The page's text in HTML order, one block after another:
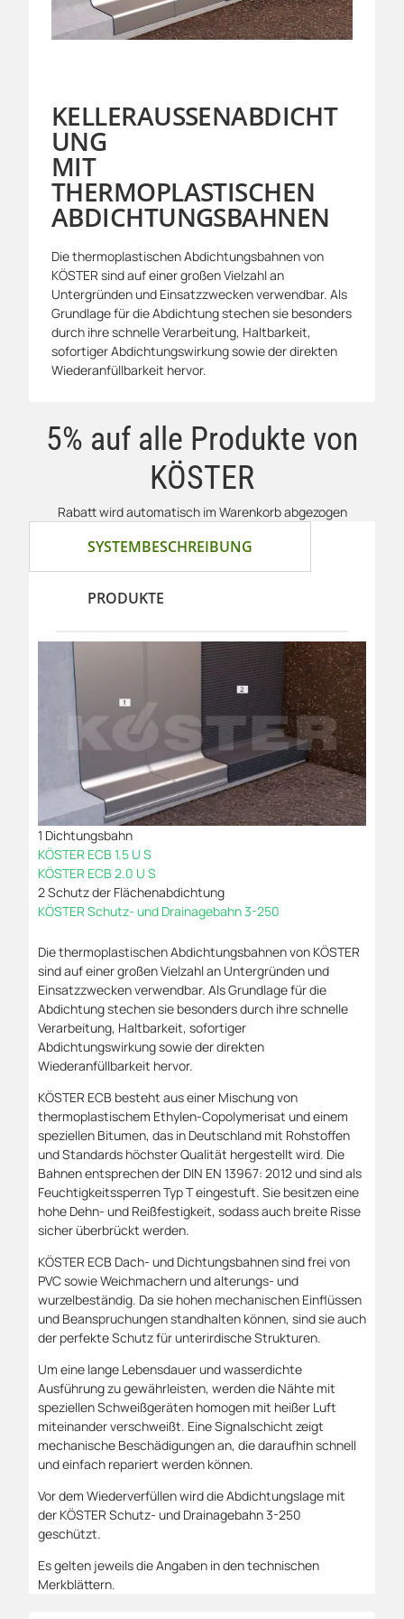
KELLERAUSSENABDICHTU
NG
MIT
THERMOPLASTISCHEN
ABDICHTUNGSBAHNEN
Die thermoplastischen Abdichtungsbahnen von
KÖSTER sind auf einer großen Vielzahl an
Untergründen und Einsatzzwecken verwendbar. Als
Grundlage für die Abdichtung stechen sie besonders
durch ihre schnelle Verarbeitung, Haltbarkeit,
sofortiger Abdichtungswirkung sowie der direkten
Wiederanfüllbarkeit hervor.
5% auf alle Produkte von
KÖSTER
Rabatt wird automatisch im Warenkorb abgezogen
SYSTEMBESCHREIBUNG
PRODUKTE
1 Dichtungsbahn
KÖSTER ECB 1.5 U S
KÖSTER ECB 2.0 U S
2 Schutz der Flächenabdichtung
KÖSTER Schutz- und Drainagebahn 3-250
Die thermoplastischen Abdichtungsbahnen von KÖSTER
sind auf einer großen Vielzahl an Untergründen und
Einsatzzwecken verwendbar. Als Grundlage für die
Abdichtung stechen sie besonders durch ihre schnelle
Verarbeitung, Haltbarkeit, sofortiger
Abdichtungswirkung sowie der direkten
Wiederanfüllbarkeit hervor.
KÖSTER ECB besteht aus einer Mischung von
thermoplastischem Ethylen-Copolymerisat und einem
speziellen Bitumen, das in Deutschland mit Rohstoffen
und Standards höchster Qualität hergestellt wird. Die
Bahnen entsprechen der DIN EN 13967: 2012 und sind als
Feuchtigkeitssperren Typ T eingestuft. Sie besitzen eine
hohe Dehn- und Reißfestigkeit, sodass auch breite Risse
sicher überbrückt werden.
KÖSTER ECB Dach- und Dichtungsbahnen sind frei von
PVC sowie Weichmachern und alterungs- und
wurzelbeständig. Da sie hohen mechanischen Einflüssen
und Beanspruchungen standhalten können, sind sie auch
der perfekte Schutz für unterirdische Strukturen.
Um eine lange Lebensdauer und wasserdichte
Ausführung zu gewährleisten, werden die Nähte mit
speziellen Schweißgeräten homogen mit heißer Luft
miteinander verschweißt. Eine Signalschicht zeigt
mechanische Beschädigungen an, die daraufhin schnell
und einfach repariert werden können.
Vor dem Wiederverfüllen wird die Abdichtungslage mit
der KÖSTER Schutz- und Drainagebahn 3-250
geschützt.
Es gelten jeweils die Angaben in den technischen
Merkblättern.